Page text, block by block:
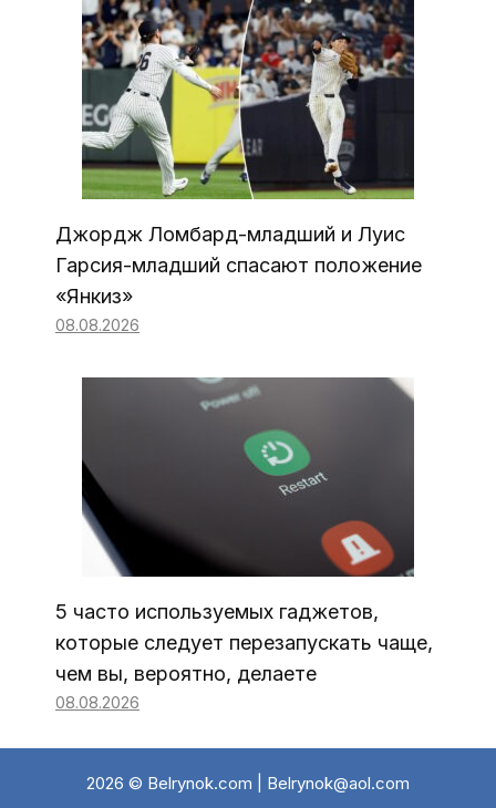
Джордж Ломбард-младший и Луис
Гарсия-младший спасают положение
«Янкиз»
08.08.2026
5 часто используемых гаджетов,
которые следует перезапускать чаще,
чем вы, вероятно, делаете
08.08.2026
2026 © Belrynok.com | Belrynok@aol.com